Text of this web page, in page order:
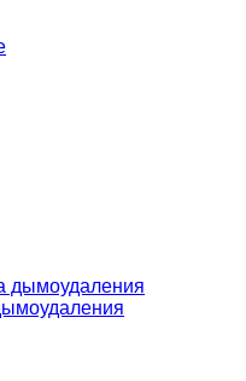
дымоудаления